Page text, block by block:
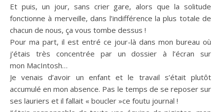
Et puis, un jour, sans crier gare, alors que la solitude
fonctionne à merveille, dans l’indifférence la plus totale de
chacun de nous, ça vous tombe dessus !
Pour ma part, il est entré ce jour-là dans mon bureau où
j’étais très concentrée par un dossier à l’écran sur
mon MacIntosh…
Je venais d’avoir un enfant et le travail s’était plutôt
accumulé en mon absence. Pas le temps de se reposer sur
ses lauriers et il fallait « boucler »ce foutu journal !